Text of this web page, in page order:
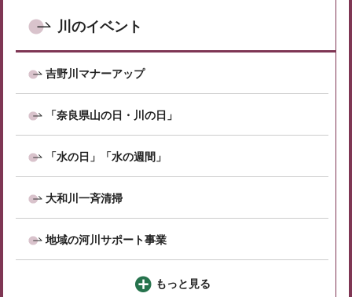
川のイベント
吉野川マナーアップ
「奈良県山の日・川の日」
「水の日」「水の週間」
大和川一斉清掃
地域の河川サポート事業
もっと見る